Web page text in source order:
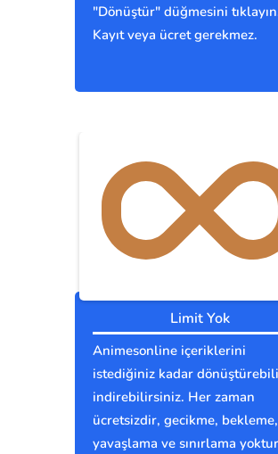
"Dönüştür" düğmesini
Kayıt veya ücret gerekmez.
Limit Yok
Animesonline içeriklerini
istediğiniz kadar
indirebilirsiniz. Her zaman
ücretsizdir, gecikme, bekleme,
yavaşlama ve sınırlama